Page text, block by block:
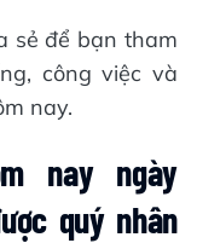
sẻ để bạn tham
công việc và
nay.
nay ngày
quý nhân